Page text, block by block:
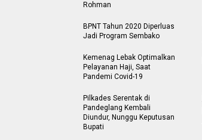
Rohman
BPNT Tahun 2020 Diperluas
Jadi Program Sembako
Kemenag Lebak Optimalkan
Pelayanan Haji, Saat
Pandemi Covid-19
Pilkades Serentak di
Pandeglang Kembali
Diundur, Nunggu Keputusan
Bupati